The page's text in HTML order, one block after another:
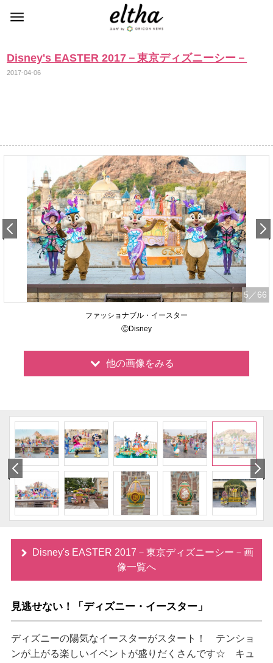
Disney's EASTER 2017－東京ディズニーシー－
2017-04-06
5 ／66
ファッショナブル・イースター
ⒸDisney
他の画像をみる
Disney's EASTER 2017－東京ディズニーシー－画
像一覧へ
見逃せない！「ディズニー・イースター」
ディズニーの陽気なイースターがスタート！ テンショ
ンが上がる楽しいイベントが盛りだくさんです☆ キュ